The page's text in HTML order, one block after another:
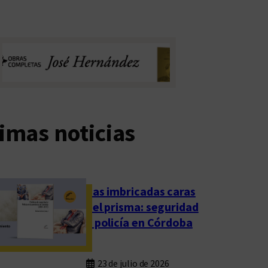
noticias
Las imbricadas caras
del prisma: seguridad
y policía en Córdoba
23 de julio de 2026